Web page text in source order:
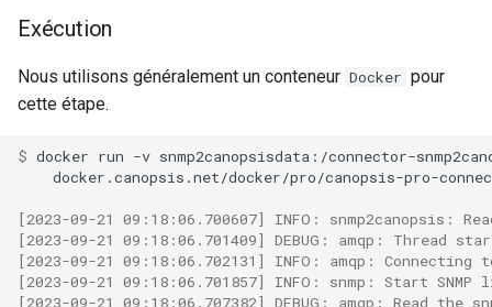
Exécution
Nous utilisons généralement un conteneur Docker pour
cette étape.
$ docker run -v snmp2canopsisdata:/connector-
docker.canopsis.net/docker/pro/canopsis-pro-
[2023-09-21 09:18:06.700607] INFO: snmp2canopsis:
[2023-09-21 09:18:06.701409] DEBUG: amqp: Thread
[2023-09-21 09:18:06.702131] INFO: amqp: Connecting
[2023-09-21 09:18:06.701857] INFO: snmp: Start
[2023-09-21 09:18:06.707382] DEBUG: amqp: Read the